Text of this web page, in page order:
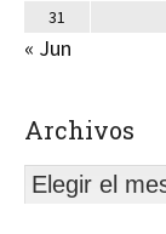
31
« Jun
Archivos
Elegir el